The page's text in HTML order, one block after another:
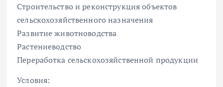
Строительство и реконструкция объектов
сельскохозяйственного назначения
Развитие животноводства
Растениеводство
Переработка сельскохозяйственной продукции
Условия: